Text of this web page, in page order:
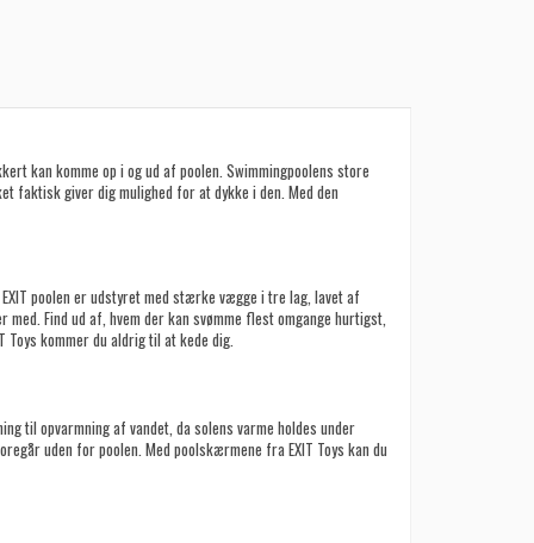
kan komme op i og ud af poolen. Swimmingpoolens store
faktisk giver dig mulighed for at dykke i den. Med den
poolen er udstyret med stærke vægge i tre lag, lavet af
Find ud af, hvem der kan svømme flest omgange hurtigst,
kommer du aldrig til at kede dig.
til opvarmning af vandet, da solens varme holdes under
uden for poolen. Med poolskærmene fra EXIT Toys kan du